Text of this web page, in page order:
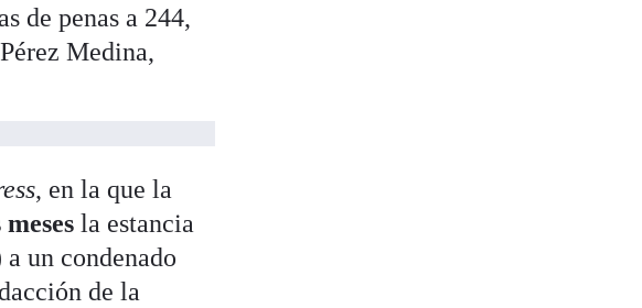
de penas a 244,
Medina,
, en la que la
la estancia
un condenado
de la